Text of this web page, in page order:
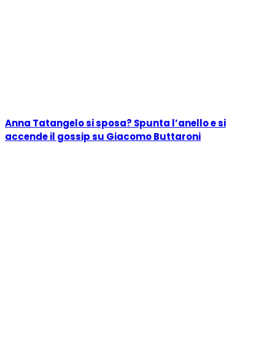
Anna Tatangelo si sposa? Spunta l’anello e si
accende il gossip su Giacomo Buttaroni